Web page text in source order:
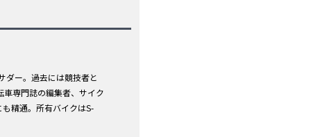
ダー。過去には競技者と
車専門誌の編集者、サイク
精通。所有バイクはS-